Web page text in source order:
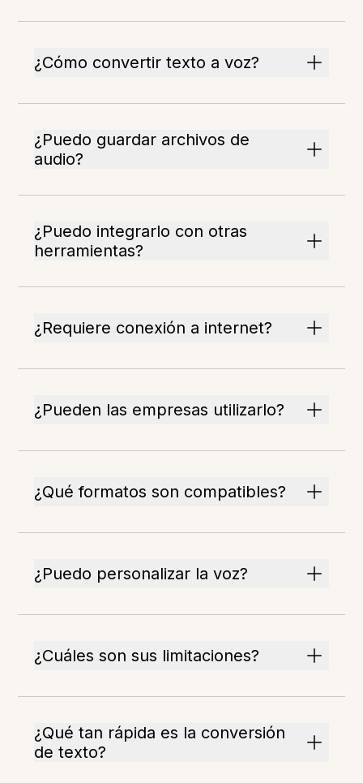
¿Cómo convertir texto a voz?
¿Puedo guardar archivos de
audio?
¿Puedo integrarlo con otras
herramientas?
¿Requiere conexión a internet?
¿Pueden las empresas utilizarlo?
¿Qué formatos son compatibles?
¿Puedo personalizar la voz?
¿Cuáles son sus limitaciones?
¿Qué tan rápida es la conversión
de texto?